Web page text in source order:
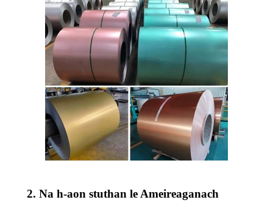
2. Na h-aon stuthan le Ameireaganach